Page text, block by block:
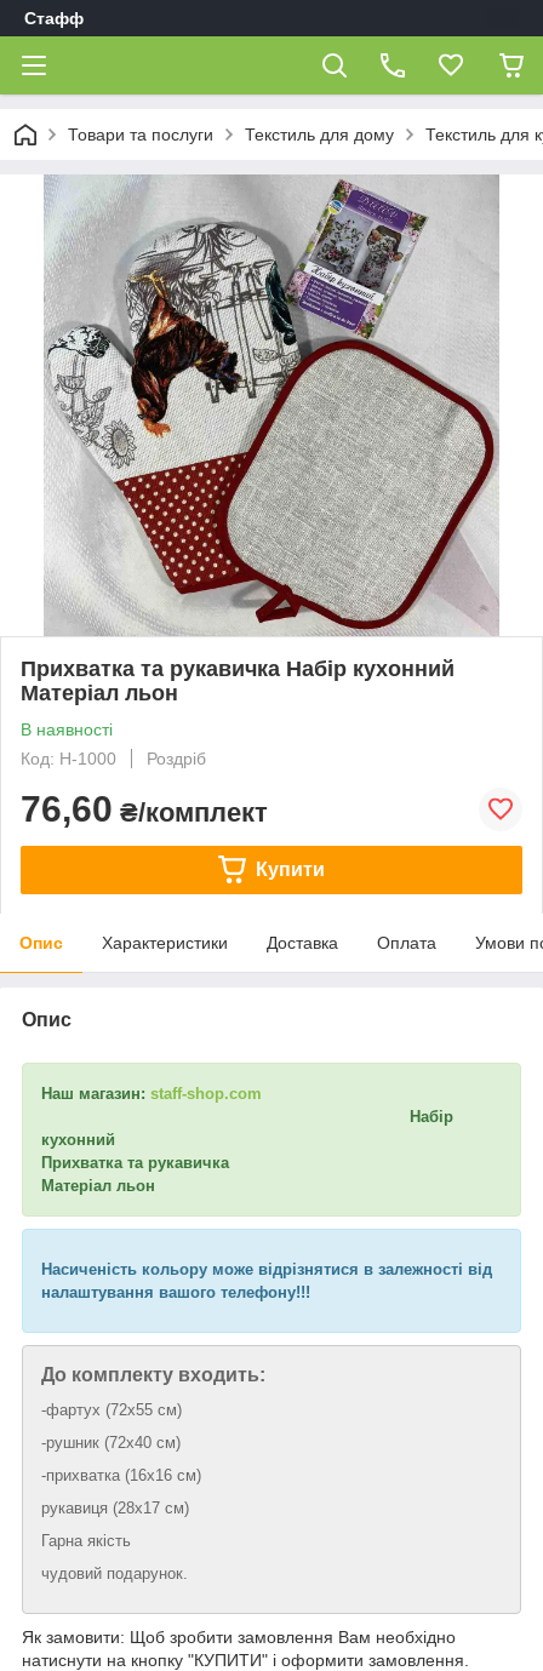
Стафф
Товари та послуги Текстиль для дому Текстиль для
Прихватка та рукавичка Набір кухонний
Матеріал льон
В наявності
Код: Н-1000
Роздріб
76,60 ₴/комплект
Купити
Опис Характеристики Доставка Оплата Умови
Опис
Наш магазин: staff-shop.com
Набір
кухонний
Прихватка та рукавичка
Матеріал льон
Насиченість кольору може відрізнятися в залежності від
налаштування вашого телефону!!!
До комплекту входить:
-фартух (72х55 см)
-рушник (72х40 см)
-прихватка (16х16 см)
рукавиця (28х17 см)
Гарна якість
чудовий подарунок.
Як замовити: Щоб зробити замовлення Вам необхідно
натиснути на кнопку "КУПИТИ" і оформити замовлення.